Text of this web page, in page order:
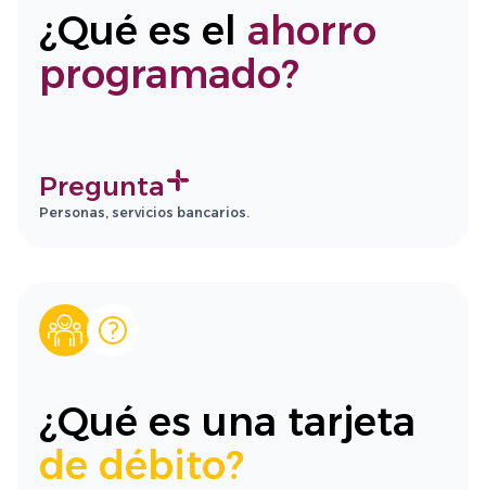
¿Qué es el ahorro
programado?
Pregunta
Personas, servicios bancarios.
¿Qué es una tarjeta
de débito?